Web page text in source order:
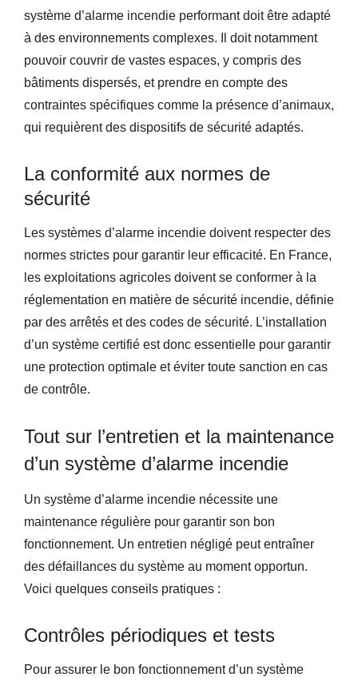
système d’alarme incendie performant doit être adapté
à des environnements complexes. Il doit notamment
pouvoir couvrir de vastes espaces, y compris des
bâtiments dispersés, et prendre en compte des
contraintes spécifiques comme la présence d’animaux,
qui requièrent des dispositifs de sécurité adaptés.
La conformité aux normes de
sécurité
Les systèmes d’alarme incendie doivent respecter des
normes strictes pour garantir leur efficacité. En France,
les exploitations agricoles doivent se conformer à la
réglementation en matière de sécurité incendie, définie
par des arrêtés et des codes de sécurité. L’installation
d’un système certifié est donc essentielle pour garantir
une protection optimale et éviter toute sanction en cas
de contrôle.
Tout sur l’entretien et la maintenance
d’un système d’alarme incendie
Un système d’alarme incendie nécessite une
maintenance régulière pour garantir son bon
fonctionnement. Un entretien négligé peut entraîner
des défaillances du système au moment opportun.
Voici quelques conseils pratiques :
Contrôles périodiques et tests
Pour assurer le bon fonctionnement d’un système